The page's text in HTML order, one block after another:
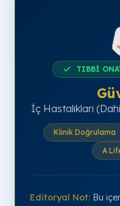
TIBBİ
İç Hastalıkları
Klinik Doğrulama
A
Editoryal Not: Bu